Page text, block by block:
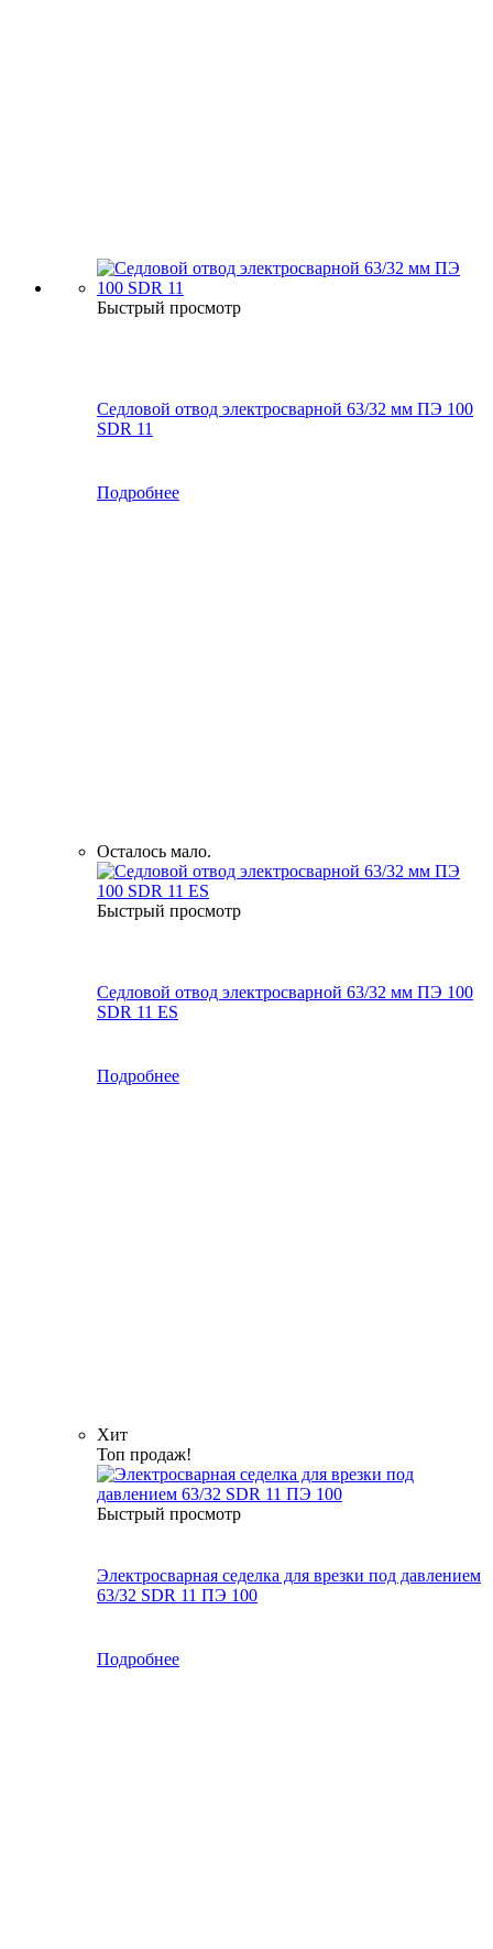
Быстрый просмотр
Седловой отвод электросварной 63/32 мм ПЭ 100
SDR 11
Подробнее
Осталось мало.
Быстрый просмотр
Седловой отвод электросварной 63/32 мм ПЭ 100
SDR 11 ES
Подробнее
Хит
Топ продаж!
Быстрый просмотр
Электросварная седелка для врезки под давлением
63/32 SDR 11 ПЭ 100
Подробнее